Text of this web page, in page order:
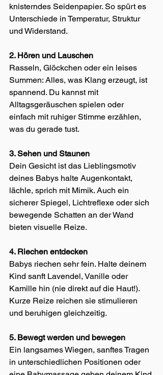
knisterndes Seidenpapier. So spürt es
Unterschiede in Temperatur, Struktur
und Widerstand.
2. Hören und Lauschen
Rasseln, Glöckchen oder ein leises
Summen: Alles, was Klang erzeugt, ist
spannend. Du kannst mit
Alltagsgeräuschen spielen oder
einfach mit ruhiger Stimme erzählen,
was du gerade tust.
3. Sehen und Staunen
Dein Gesicht ist das Lieblingsmotiv
deines Babys halte Augenkontakt,
lächle, sprich mit Mimik. Auch ein
sicherer Spiegel, Lichtreflexe oder sich
bewegende Schatten an der Wand
bieten visuelle Reize.
4. Riechen entdecken
Babys riechen sehr fein. Halte deinem
Kind sanft Lavendel, Vanille oder
Kamille hin (nie direkt auf die Haut!).
Kurze Reize reichen sie stimulieren
und beruhigen gleichzeitig.
5. Bewegt werden und bewegen
Ein langsames Wiegen, sanftes Tragen
in unterschiedlichen Positionen oder